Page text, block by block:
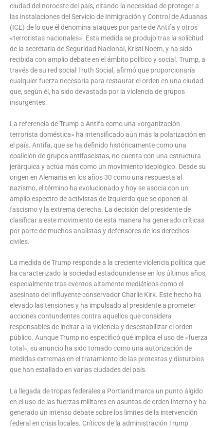
ciudad del noroeste del país, citando la necesidad de proteger a
las instalaciones del Servicio de Inmigración y Control de Aduanas
(ICE) de lo que él denomina ataques por parte de Antifa y otros
«terroristas nacionales». Esta medida se produjo tras la solicitud
de la secretaria de Seguridad Nacional, Kristi Noem, y ha sido
recibida con amplio debate en el ámbito político y social. Trump, a
través de su red social Truth Social, afirmó que proporcionaría
cualquier fuerza necesaria para restaurar el orden en una ciudad
que, según él, ha sido devastada por la violencia de grupos
insurgentes.
La referencia de Trump a Antifa como una «organización
terrorista doméstica» ha intensificado aún más la polarización en
el país. Antifa, que se ha definido históricamente como una
coalición de grupos antifascistas, no cuenta con una estructura
jerárquica y actúa más como un movimiento ideológico. Desde su
origen en Alemania en los años 30 como una respuesta al
nazismo, el término ha evolucionado y hoy se asocia con un
amplio espectro de activistas de izquierda que se oponen al
fascismo y la extrema derecha. La decisión del presidente de
clasificar a este movimiento de esta manera ha generado críticas
por parte de muchos analistas y defensores de los derechos
civiles.
La medida de Trump responde a la creciente violencia política que
ha caracterizado la sociedad estadounidense en los últimos años,
especialmente tras eventos altamente mediáticos como el
asesinato del influyente conservador Charlie Kirk. Este hecho ha
elevado las tensiones y ha impulsado al presidente a prometer
acciones contundentes contra aquellos que considera
responsables de incitar a la violencia y desestabilizar el orden
público. Aunque Trump no especificó qué implica el uso de «fuerza
total», su anuncio ha sido tomado como una autorización de
medidas extremas en el tratamiento de las protestas y disturbios
que han estallado en varias ciudades del país.
La llegada de tropas federales a Portland marca un punto álgido
en el uso de las fuerzas militares en asuntos de orden interno y ha
generado un intenso debate sobre los límites de la intervención
federal en crisis locales. Críticos de la administración Trump